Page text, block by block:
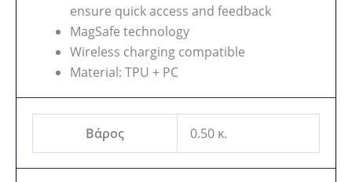
ensure quick access and feedback
MagSafe technology
Wireless charging compatible
Material: TPU + PC
Βάρος 0.50 κ.